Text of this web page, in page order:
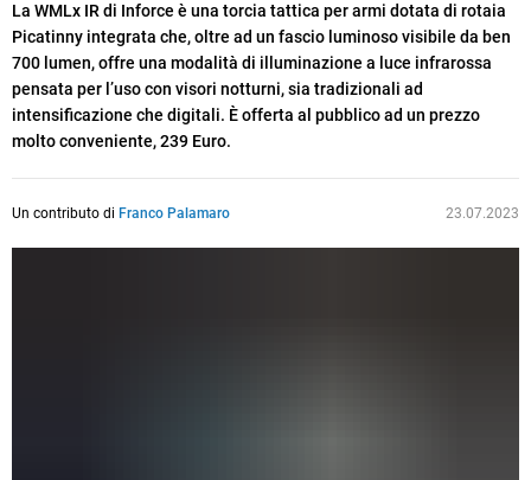
La WMLx IR di Inforce è una torcia tattica per armi dotata di rotaia
Picatinny integrata che, oltre ad un fascio luminoso visibile da ben
700 lumen, offre una modalità di illuminazione a luce infrarossa
pensata per l’uso con visori notturni, sia tradizionali ad
intensificazione che digitali. È offerta al pubblico ad un prezzo
molto conveniente, 239 Euro.
Un contributo di Franco Palamaro 23.07.2023